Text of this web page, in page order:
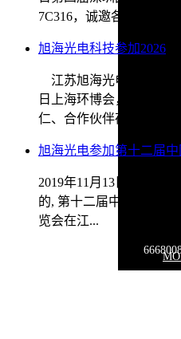
7C316，诚邀各位同仁、
旭海光电科技参加2026
江苏旭海光电科技有限
日上海环博会，展位位
仁、合作伙伴莅临指导。
旭海光电参加第十二届中
2019年11月13日，历时三
的, 第十二届中国在线分
览会在江...